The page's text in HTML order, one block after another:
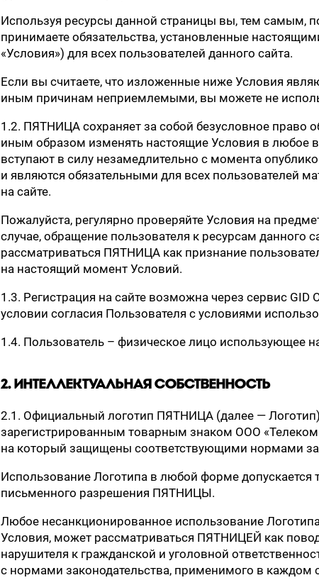
Используя ресурсы данной страницы вы, тем самым,
принимаете обязательства, установленные
«Условия») для всех пользователей данного сайта.
Если вы считаете, что изложенные ниже Условия
иным причинам неприемлемыми, вы можете не
1.2. ПЯТНИЦА сохраняет за собой безусловное право
иным образом изменять настоящие Условия в любое
вступают в силу незамедлительно с момента
и являются обязательными для всех пользователей
на сайте.
Пожалуйста, регулярно проверяйте Условия на
случае, обращение пользователя к ресурсам данного
рассматриваться ПЯТНИЦА как признание
на настоящий момент Условий.
1.3. Регистрация на сайте возможна через сервис
условии согласия Пользователя с условиями
1.4. Пользователь – физическое лицо использующее
2. ИНТЕЛЛЕКТУАЛЬНАЯ СОБСТВЕННОСТЬ
2.1. Официальный логотип ПЯТНИЦА (далее — Логотип)
зарегистрированным товарным знаком ООО
на который защищены соответствующими нормами
Использование Логотипа в любой форме допускается
письменного разрешения ПЯТНИЦЫ.
Любое несанкционированное использование
Условия, может рассматриваться ПЯТНИЦЕЙ как
нарушителя к гражданской и уголовной
с нормами законодательства, применимого в каждом